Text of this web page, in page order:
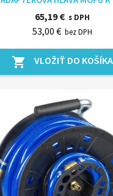
65,19 € s DPH
53,00 € bez DPH
shopping_cart VLOŽIŤ DO KOŠÍKA